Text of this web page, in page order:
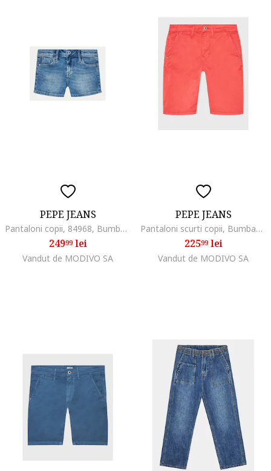
PEPE JEANS
Pantaloni copii, 84968, Bumbac, Albastru, Albastru
24999lei
Vandut de MODIVO SA
PEPE JEANS
Pantaloni scurti copii, Bumbac, Rosu
22599lei
Vandut de MODIVO SA